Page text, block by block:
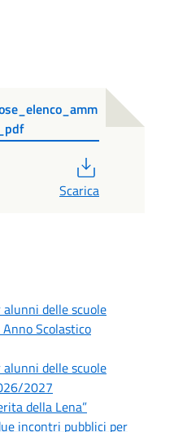
Scarica
delle scuole
Scolastico
delle scuole
2027
della Lena”
incontri pubblici per